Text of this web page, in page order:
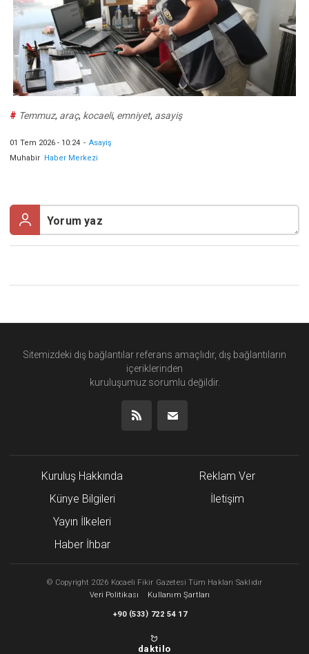
# Temmuz, araç, kocaeli, emniyet, asayiş
01 Tem 2026 - 10:24 - Asayiş
Muhabir Haber Merkezi
Sitemizdeki dış bağlantılar referans amaçlıdır, dış bağlantıların
içeriklerinden
kuruluşumuz sorumlu değildir.
Kuruluş Hakkında
Künye Bilgileri
Yayın İlkeleri
Haber İhbar
Reklam Ver
İletişim
© Copyright 2026 Kocaeli Fikir Gazetesi Tüm Hakları Saklıdır
Veri Politikası
Kullanım Şartları
+90 (533) 722 54 17
daktilo